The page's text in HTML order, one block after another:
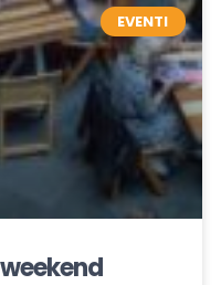
EVENTI